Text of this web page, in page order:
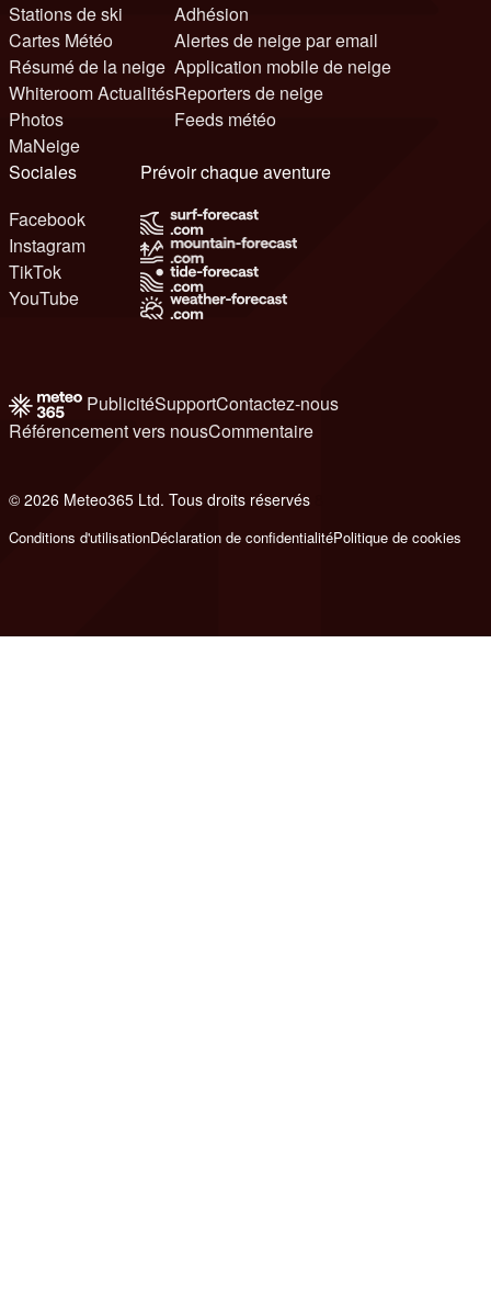
Stations de ski
Cartes Météo
Résumé de la neige
Whiteroom Actualités
Photos
MaNeige
Adhésion
Alertes de neige par email
Application mobile de neige
Reporters de neige
Feeds météo
Sociales
Facebook
Instagram
TikTok
YouTube
Prévoir chaque aventure
PublicitéSupportContactez-nous
Référencement vers nousCommentaire
© 2026 Meteo365 Ltd. Tous droits réservés
Conditions d'utilisationDéclaration de confidentialitéPolitique de cookies